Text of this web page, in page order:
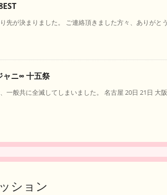
先が決まりました。 ご連絡頂きました方々、ありがと
ャニ∞ 十五祭
一般共に全滅してしまいました。 名古屋 20日 21日 大
ション